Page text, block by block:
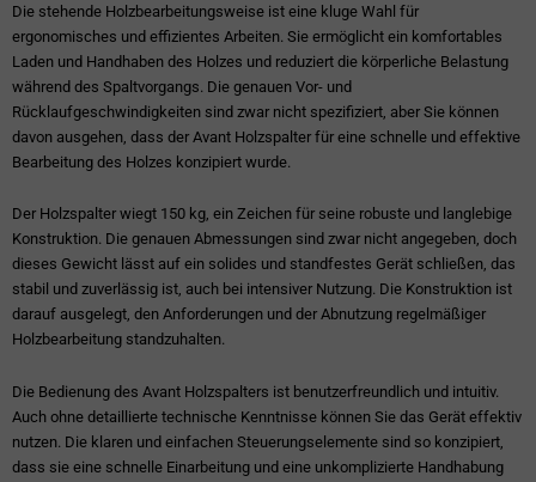
Die stehende Holzbearbeitungsweise ist eine kluge Wahl für
ergonomisches und effizientes Arbeiten. Sie ermöglicht ein komfortables
Laden und Handhaben des Holzes und reduziert die körperliche Belastung
während des Spaltvorgangs. Die genauen Vor- und
Rücklaufgeschwindigkeiten sind zwar nicht spezifiziert, aber Sie können
davon ausgehen, dass der Avant Holzspalter für eine schnelle und effektive
Bearbeitung des Holzes konzipiert wurde.
Der Holzspalter wiegt 150 kg, ein Zeichen für seine robuste und langlebige
Konstruktion. Die genauen Abmessungen sind zwar nicht angegeben, doch
dieses Gewicht lässt auf ein solides und standfestes Gerät schließen, das
stabil und zuverlässig ist, auch bei intensiver Nutzung. Die Konstruktion ist
darauf ausgelegt, den Anforderungen und der Abnutzung regelmäßiger
Holzbearbeitung standzuhalten.
Die Bedienung des Avant Holzspalters ist benutzerfreundlich und intuitiv.
Auch ohne detaillierte technische Kenntnisse können Sie das Gerät effektiv
nutzen. Die klaren und einfachen Steuerungselemente sind so konzipiert,
dass sie eine schnelle Einarbeitung und eine unkomplizierte Handhabung